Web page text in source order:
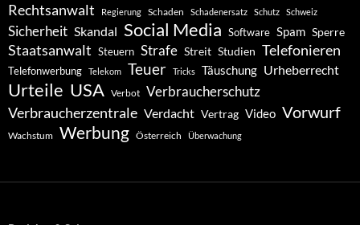
Rechtsanwalt Regierung Schaden Schadenersatz Schutz Schweiz
Sicherheit Skandal Social Media Software Spam Sperre
Staatsanwalt Steuern Strafe Streit Studien Telefonieren
Telefonwerbung Telekom Teuer Tricks Täuschung Urheberrecht
Urteile USA Verbot Verbraucherschutz
Verbraucherzentrale Verdacht Vertrag Video Vorwurf
Wachstum Werbung Österreich Überwachung